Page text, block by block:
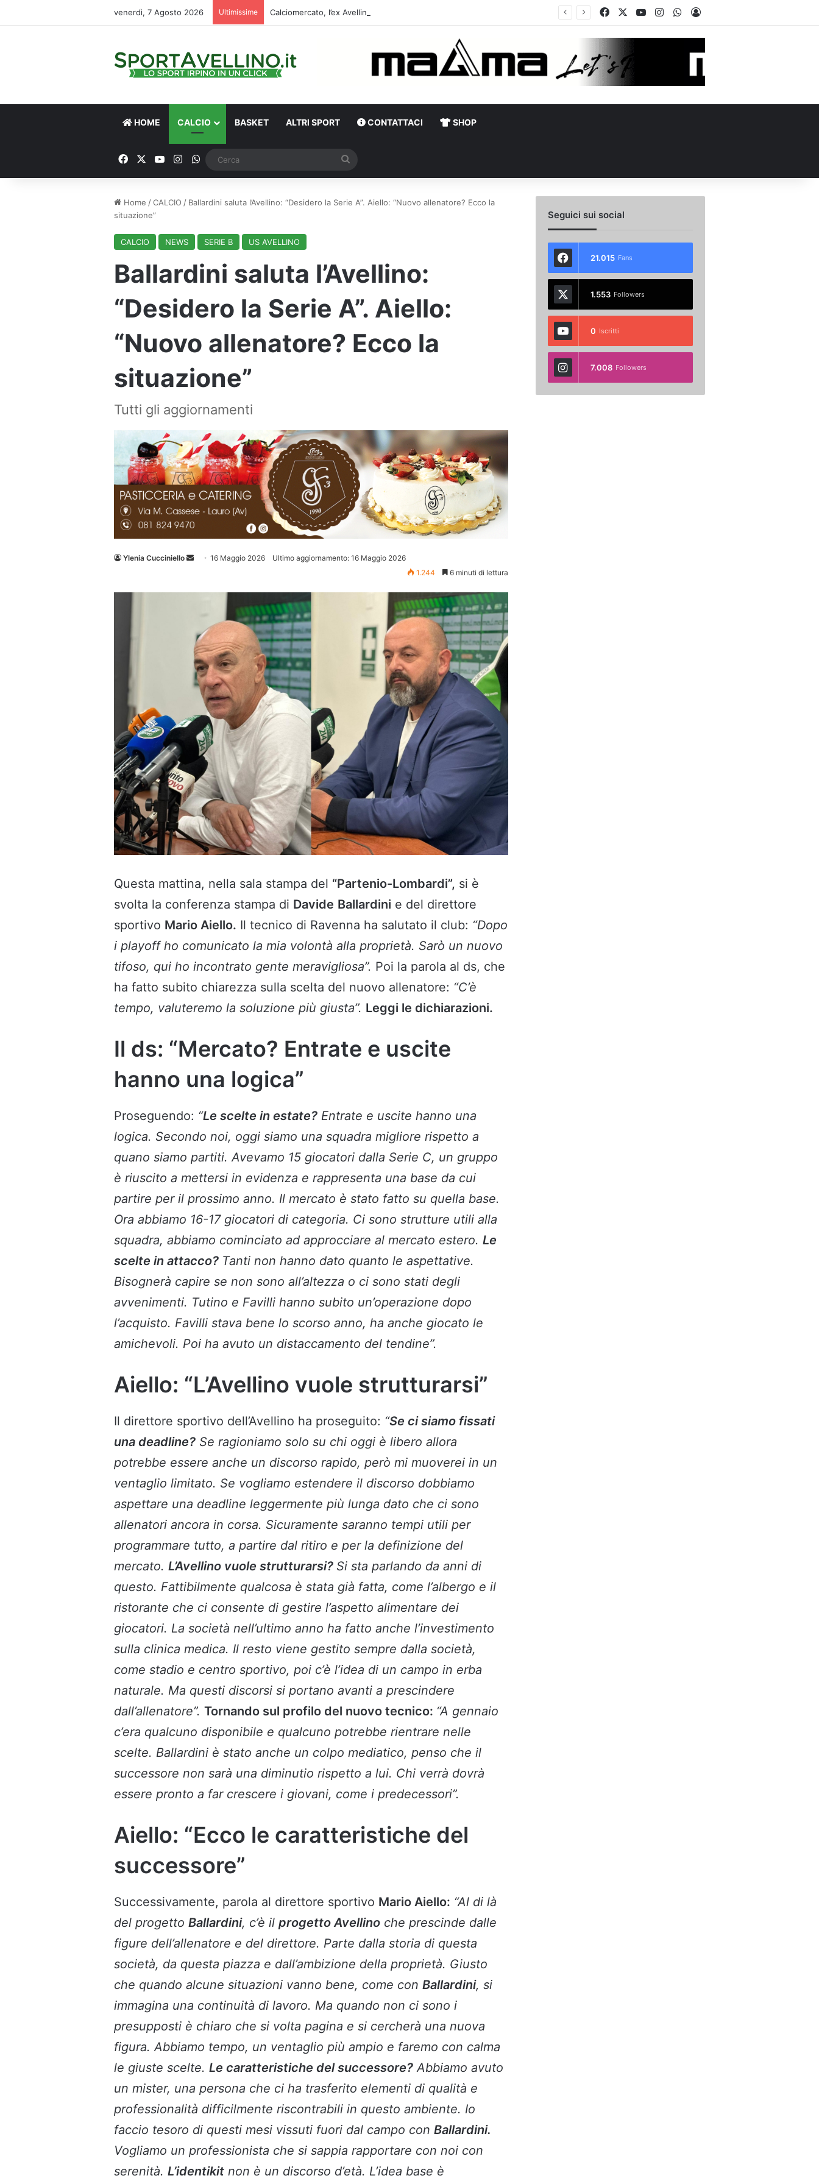
venerdì, 7 Agosto 2026 Ultimissime FacebookYou TubeInstagramWhatsApp
Accedi
HOME CALCIO BASKET ALTRI SPORT CONTATTACI SHOP
FacebookYou TubeInstagram
WhatsApp
Home /CALCIO / Ballardini saluta l’Avellino: “Desidero la Serie A”. Aiello: “Nuovo allenatore? Ecco la
situazione”
CALCIO NEWS SERIE B US AVELLINO
Ballardini saluta l’Avellino:
“Desidero la Serie A”. Aiello:
“Nuovo allenatore? Ecco la
situazione”
Tutti gli aggiornamenti
Ylenia Cucciniello
Invia 16 Maggio 2026
Ultimo aggiornamento: 16 Maggio 2026
1.244
6 minuti di lettura
Questa mattina, nella sala stampa del “Partenio-Lombardi”, si è
svolta la conferenza stampa di Davide Ballardini e del direttore
sportivo Mario Aiello. Il tecnico di Ravenna ha salutato il club: “Dopo
i playoff ho comunicato la mia volontà alla proprietà. Sarò un nuovo
tifoso, qui ho incontrato gente meravigliosa”. Poi la parola al ds, che
ha fatto subito chiarezza sulla scelta del nuovo allenatore: “C’è
tempo, valuteremo la soluzione più giusta”. Leggi le dichiarazioni.
Il ds: “Mercato? Entrate e uscite
hanno una logica”
Proseguendo: “Le scelte in estate? Entrate e uscite hanno una
logica. Secondo noi, oggi siamo una squadra migliore rispetto a
quano siamo partiti. Avevamo 15 giocatori dalla Serie C, un gruppo
è riuscito a mettersi in evidenza e rappresenta una base da cui
partire per il prossimo anno. Il mercato è stato fatto su quella base.
Ora abbiamo 16-17 giocatori di categoria. Ci sono strutture utili alla
squadra, abbiamo cominciato ad approcciare al mercato estero. Le
scelte in attacco? Tanti non hanno dato quanto le aspettative.
Bisognerà capire se non sono all’altezza o ci sono stati degli
avvenimenti. Tutino e Favilli hanno subito un’operazione dopo
l’acquisto. Favilli stava bene lo scorso anno, ha anche giocato le
amichevoli. Poi ha avuto un distaccamento del tendine”.
Aiello: “L’Avellino vuole strutturarsi”
Il direttore sportivo dell’Avellino ha proseguito: “Se ci siamo fissati
una deadline? Se ragioniamo solo su chi oggi è libero allora
potrebbe essere anche un discorso rapido, però mi muoverei in un
ventaglio limitato. Se vogliamo estendere il discorso dobbiamo
aspettare una deadline leggermente più lunga dato che ci sono
allenatori ancora in corsa. Sicuramente saranno tempi utili per
programmare tutto, a partire dal ritiro e per la definizione del
mercato. L’Avellino vuole strutturarsi? Si sta parlando da anni di
questo. Fattibilmente qualcosa è stata già fatta, come l’albergo e il
ristorante che ci consente di gestire l’aspetto alimentare dei
giocatori. La società nell’ultimo anno ha fatto anche l’investimento
sulla clinica medica. Il resto viene gestito sempre dalla società,
come stadio e centro sportivo, poi c’è l’idea di un campo in erba
naturale. Ma questi discorsi si portano avanti a prescindere
dall’allenatore”. Tornando sul profilo del nuovo tecnico: “A gennaio
c’era qualcuno disponibile e qualcuno potrebbe rientrare nelle
scelte. Ballardini è stato anche un colpo mediatico, penso che il
successore non sarà una diminutio rispetto a lui. Chi verrà dovrà
essere pronto a far crescere i giovani, come i predecessori”.
Aiello: “Ecco le caratteristiche del
successore”
Successivamente, parola al direttore sportivo Mario Aiello: “Al di là
del progetto Ballardini, c’è il progetto Avellino che prescinde dalle
figure dell’allenatore e del direttore. Parte dalla storia di questa
società, da questa piazza e dall’ambizione della proprietà. Giusto
che quando alcune situazioni vanno bene, come con Ballardini, si
immagina una continuità di lavoro. Ma quando non ci sono i
presupposti è chiaro che si volta pagina e si cercherà una nuova
figura. Abbiamo tempo, un ventaglio più ampio e faremo con calma
le giuste scelte. Le caratteristiche del successore? Abbiamo avuto
un mister, una persona che ci ha trasferito elementi di qualità e
professionalità difficilmente riscontrabili in questo ambiente. Io
faccio tesoro di questi mesi vissuti fuori dal campo con Ballardini.
Vogliamo un professionista che si sappia rapportare con noi con
serenità. L’identikit non è un discorso d’età. L’idea base è
Seguici sui social
21.015 Fans
1.553 Followers
0 Iscritti
7.008 Followers